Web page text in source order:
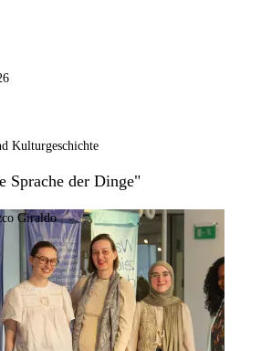
Kulturgeschichte
Sprache der Dinge"
Giraldo